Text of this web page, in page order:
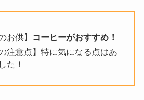
お供】
コーヒーがおすすめ！
注意点】特に気になる点はあ
た！